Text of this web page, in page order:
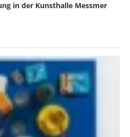
in der Kunsthalle Messmer